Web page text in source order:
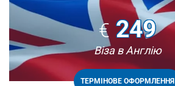
€ 249
Віза в Англію
ТЕРМІНОВЕ ОФОРМЛЕННЯ